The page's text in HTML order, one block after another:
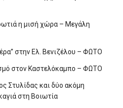
η μισή χώρα – Μεγάλη
στην Ελ. Βενιζέλου – ΦΩΤΟ
στον Καστελόκαμπο – ΦΩΤΟ
Στυλίδας και δύο ακόμη
στη Βοιωτία